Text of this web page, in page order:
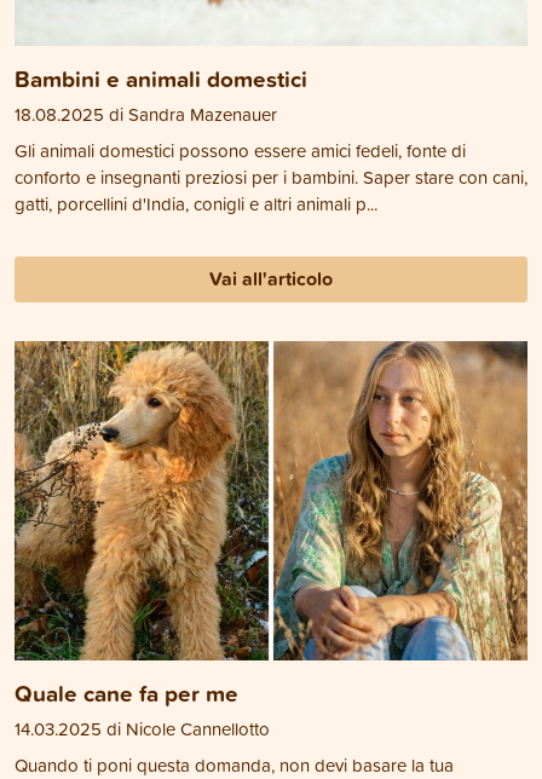
Bambini e animali domestici
18.08.2025 di Sandra Mazenauer
Gli animali domestici possono essere amici fedeli, fonte di
conforto e insegnanti preziosi per i bambini. Saper stare con cani,
gatti, porcellini d'India, conigli e altri animali p...
Vai all'articolo
Quale cane fa per me
14.03.2025 di Nicole Cannellotto
Quando ti poni questa domanda, non devi basare la tua